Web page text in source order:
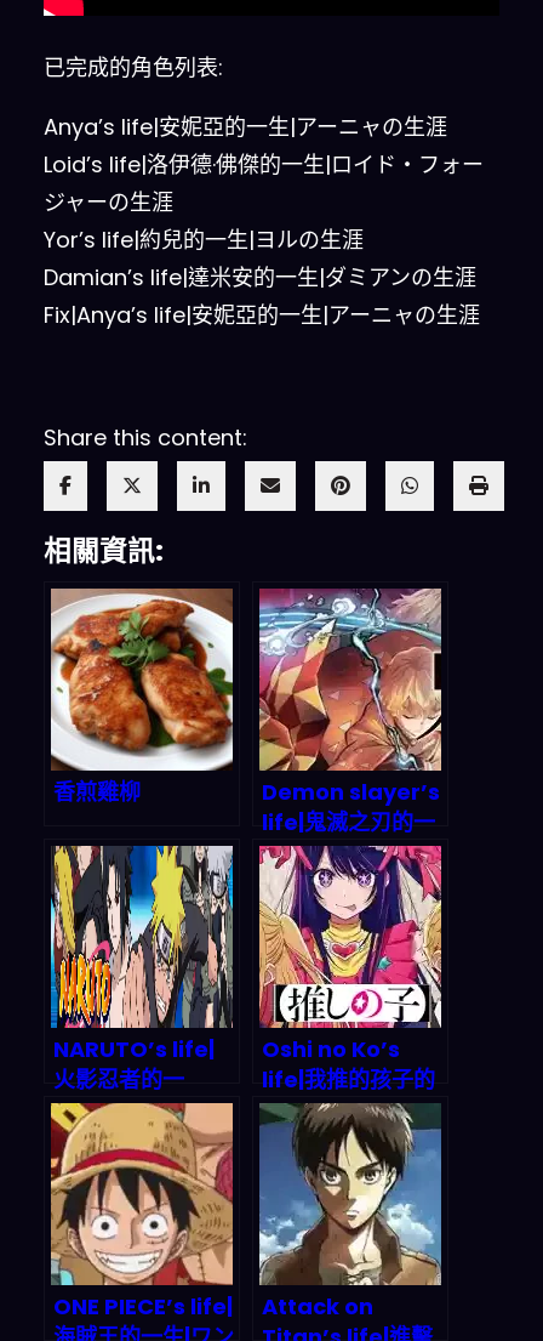
已完成的角色列表:
Anya’s life|安妮亞的一生|アーニャの生涯
Loid’s life|洛伊德·佛傑的一生|ロイド・フォー
ジャーの生涯
Yor’s life|約兒的一生|ヨルの生涯
Damian’s life|達米安的一生|ダミアンの生涯
Fix|Anya’s life|安妮亞的一生|アーニャの生涯
Share this content:
相關資訊:
香煎雞柳
Demon slayer’s
life|鬼滅之刃的一
生|鬼滅の刃の生涯
NARUTO’s life|
火影忍者的一
生|NARUTO -ナ
ルト-の生涯
Oshi no Ko’s
life|我推的孩子的
一生|推しの子の生
ONE PIECE’s life|
Attack on